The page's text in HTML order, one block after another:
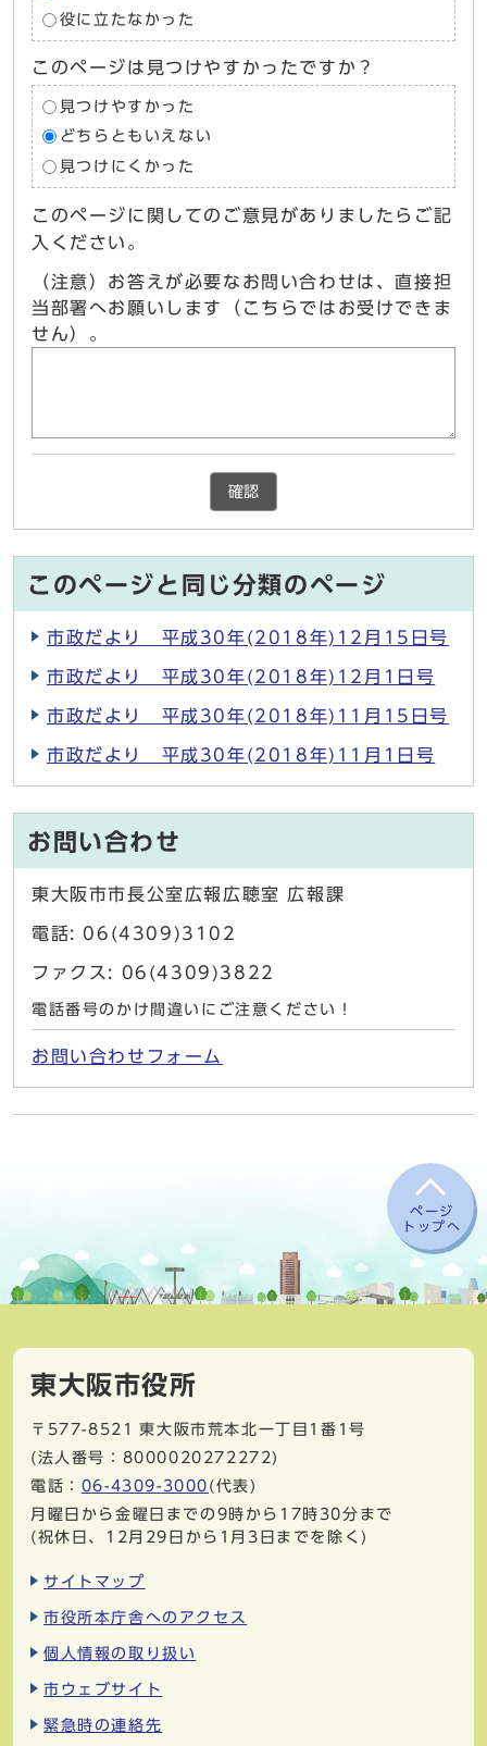
役に立たなかった
このページは見つけやすかったですか？
見つけやすかった
どちらともいえない
見つけにくかった
このページに関してのご意見がありましたらご記
入ください。
（注意）お答えが必要なお問い合わせは、直接担
当部署へお願いします（こちらではお受けできま
せん）。
確認
このページと同じ分類のページ
市政だより 平成30年(2018年)12月15日号
市政だより 平成30年(2018年)12月1日号
市政だより 平成30年(2018年)11月15日号
市政だより 平成30年(2018年)11月1日号
お問い合わせ
東大阪市市長公室広報広聴室 広報課
電話: 06(4309)3102
ファクス: 06(4309)3822
電話番号のかけ間違いにご注意ください！
お問い合わせフォーム
ページ
トップへ
東大阪市役所
〒577-8521
東大阪市荒本北一丁目1番1号
(法人番号：8000020272272)
電話： 06-4309-3000 (代表)
月曜日から金曜日までの9時から17時30分まで
(祝休日、12月29日から1月3日までを除く)
サイトマップ
市役所本庁舎へのアクセス
個人情報の取り扱い
市ウェブサイト
緊急時の連絡先